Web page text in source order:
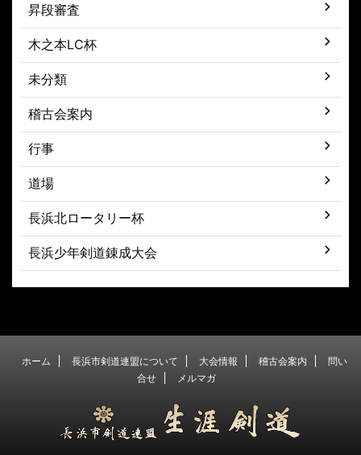
昇段審査
木之本LC杯
未分類
稽古会案内
行事
道場
長浜北ロータリー杯
長浜少年剣道錬成大会
ホーム 長浜市剣道連盟について 大会情報 稽古会案内
問い
合せ
メルマガ